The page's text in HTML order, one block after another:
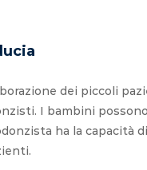
dei piccoli
I bambini
ha la capacità